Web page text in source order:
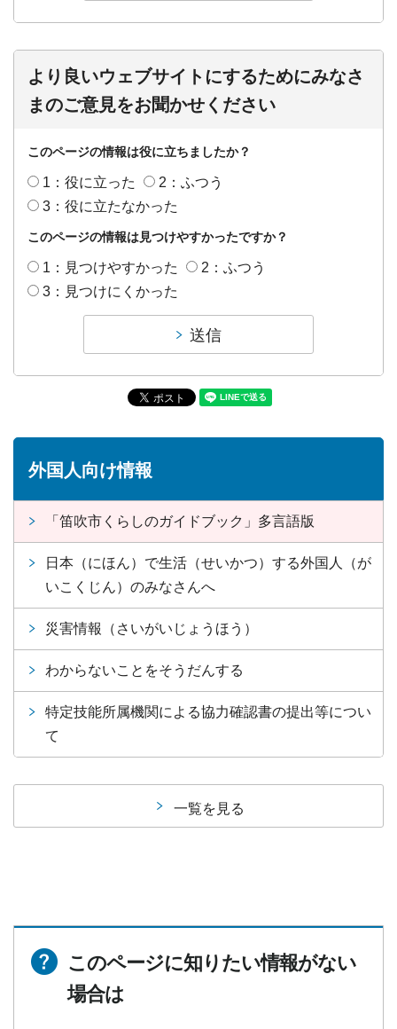
より良いウェブサイトにするためにみなさ
まのご意見をお聞かせください
このページの情報は役に立ちましたか？
1：役に立った
2：ふつう
3：役に立たなかった
このページの情報は見つけやすかったですか？
1：見つけやすかった
2：ふつう
3：見つけにくかった
外国人向け情報
「笛吹市くらしのガイドブック」多言語版
日本（にほん）で生活（せいかつ）する外国人（が
いこくじん）のみなさんへ
災害情報（さいがいじょうほう）
わからないことをそうだんする
特定技能所属機関による協力確認書の提出等につい
て
一覧を見る
このページに知りたい情報がない
場合は